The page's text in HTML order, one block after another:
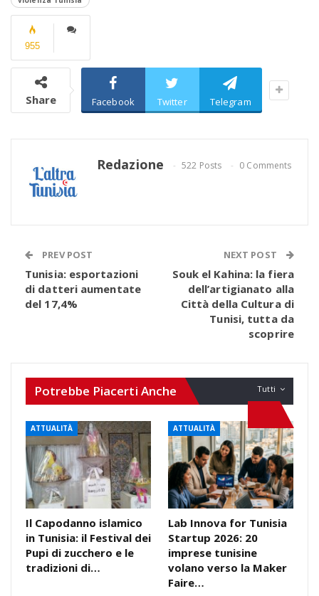
955
Share Facebook Twitter Telegram
Redazione 522 Posts 0 Comments
PREV POST
Tunisia: esportazioni
di datteri aumentate
del 17,4%
NEXT POST
Souk el Kahina: la fiera
dell’artigianato alla
Città della Cultura di
Tunisi, tutta da
scoprire
Tutti
Potrebbe Piacerti Anche
ATTUALITÀ
Il Capodanno islamico
in Tunisia: il Festival dei
Pupi di zucchero e le
tradizioni di…
ATTUALITÀ
Lab Innova for Tunisia
Startup 2026: 20
imprese tunisine
volano verso la Maker
Faire…